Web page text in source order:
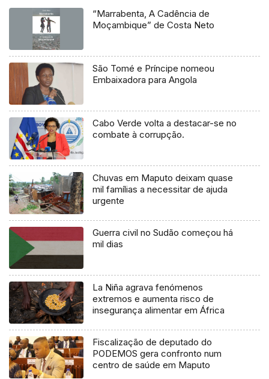
“Marrabenta, A Cadência de
Moçambique” de Costa Neto
São Tomé e Príncipe nomeou
Embaixadora para Angola
Cabo Verde volta a destacar-se no
combate à corrupção.
Chuvas em Maputo deixam quase
mil famílias a necessitar de ajuda
urgente
Guerra civil no Sudão começou há
mil dias
La Niña agrava fenómenos
extremos e aumenta risco de
insegurança alimentar em África
Fiscalização de deputado do
PODEMOS gera confronto num
centro de saúde em Maputo